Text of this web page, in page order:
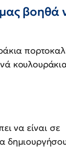
βοηθά
να είναι σε